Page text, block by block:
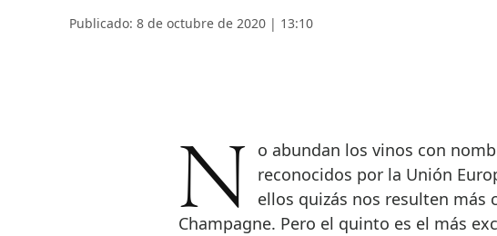
Publicado: 8 de octubre de 2020 | 13:10
No abundan los vinos con nombre propio, y solo cinco están
reconocidos por la Unión
ellos quizás nos resulten más
Champagne. Pero el quinto es el más